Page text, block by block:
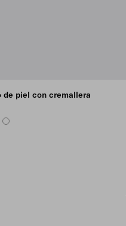
de piel con cremallera
BROWN
WHITE